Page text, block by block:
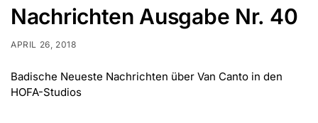
Nachrichten Ausgabe Nr. 40
APRIL 26, 2018
Badische Neueste Nachrichten über Van Canto in den
HOFA-Studios